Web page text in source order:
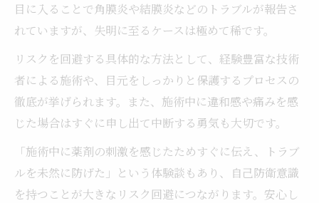
目に入ることで角膜炎や結膜炎などのトラブルが報告さ
れていますが、失明に至るケースは極めて稀です。
リスクを回避する具体的な方法として、経験豊富な技術
者による施術や、目元をしっかりと保護するプロセスの
徹底が挙げられます。また、施術中に違和感や痛みを感
じた場合はすぐに申し出て中断する勇気も大切です。
「施術中に薬剤の刺激を感じたためすぐに伝え、トラブ
ルを未然に防げた」という体験談もあり、自己防衛意識
を持つことが大きなリスク回避につながります。安心し